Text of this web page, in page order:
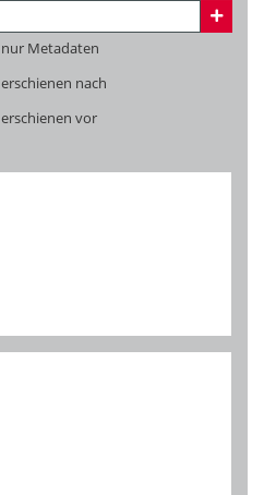
nur Metadaten
erschienen nach
erschienen vor